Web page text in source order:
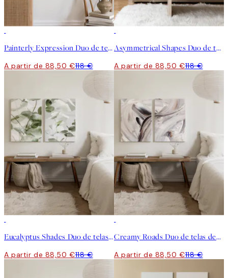
Painterly Expression Duo de telas decorativas
A partir de 88,50 €118 €
Asymmetrical Shapes Duo de telas decorativas
A partir de 88,50 €118 €
Eucalyptus Shades Duo de telas decorativas
A partir de 88,50 €118 €
Creamy Roads Duo de telas decorativas
A partir de 88,50 €118 €